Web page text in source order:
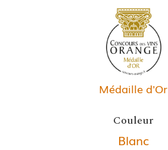
Médaille d'Or
Couleur
Blanc